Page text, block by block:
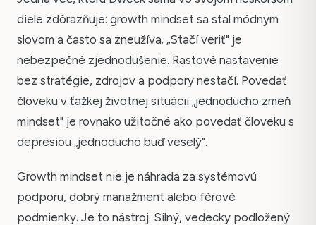
diele zdôrazňuje: growth mindset sa stal módnym
slovom a často sa zneužíva. „Stačí veriť" je
nebezpečné zjednodušenie. Rastové nastavenie
bez stratégie, zdrojov a podpory nestačí. Povedať
človeku v ťažkej životnej situácii „jednoducho zmeň
mindset" je rovnako užitočné ako povedať človeku s
depresiou „jednoducho buď veselý".
Growth mindset nie je náhrada za systémovú
podporu, dobrý manažment alebo férové
podmienky. Je to nástroj. Silný, vedecky podložený